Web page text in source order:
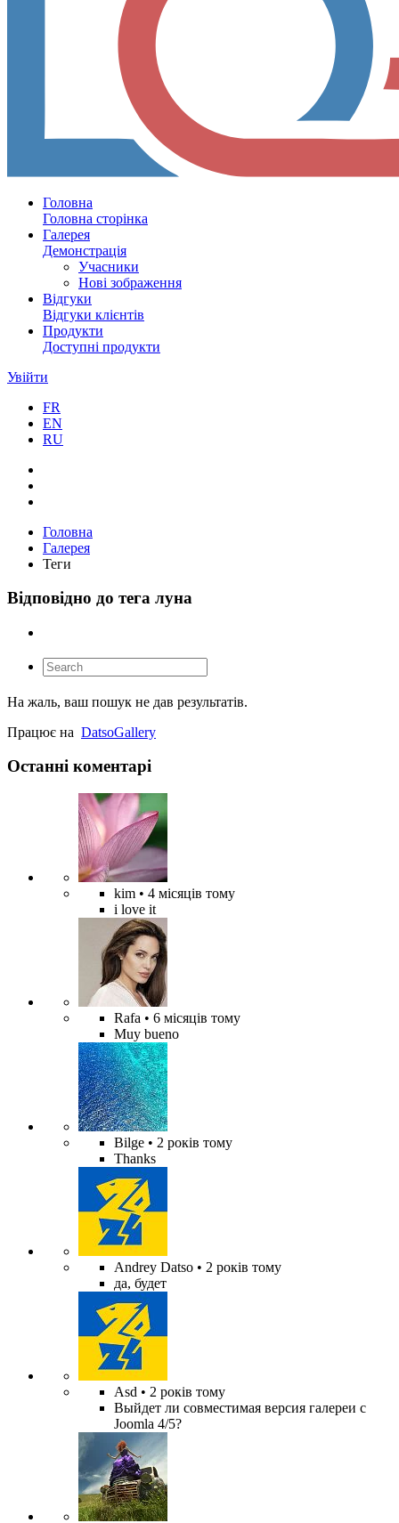
Головна
Головна сторінка
Галерея
Демонстрація
Учасники
Нові зображення
Відгуки
Відгуки клієнтів
Продукти
Доступні продукти
Увійти
FR
EN
RU
Головна
Галерея
Теги
Відповідно до тега луна
На жаль, ваш пошук не дав результатів.
Працює на DatsoGallery
Останні коментарі
kim • 4 місяців тому
i love it
Rafa • 6 місяців тому
Muy bueno
Bilge • 2 років тому
Thanks
Andrey Datso • 2 років тому
да, будет
Asd • 2 років тому
Выйдет ли совместимая версия галереи с
Joomla 4/5?